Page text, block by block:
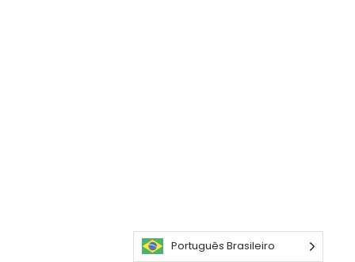
Português Brasileiro